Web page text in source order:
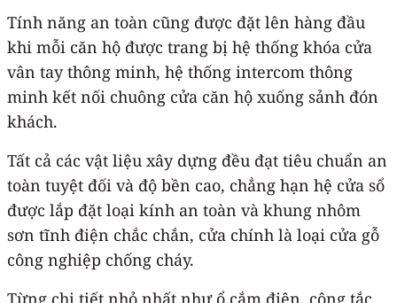
Tính năng an toàn cũng được đặt lên hàng đầu
khi mỗi căn hộ được trang bị hệ thống khóa cửa
vân tay thông minh, hệ thống intercom thông
minh kết nối chuông cửa căn hộ xuống sảnh đón
khách.
Tất cả các vật liệu xây dựng đều đạt tiêu chuẩn an
toàn tuyệt đối và độ bền cao, chẳng hạn hệ cửa sổ
được lắp đặt loại kính an toàn và khung nhôm
sơn tĩnh điện chắc chắn, cửa chính là loại cửa gỗ
công nghiệp chống cháy.
Từng chi tiết nhỏ nhất như ổ cắm điện, công tắc